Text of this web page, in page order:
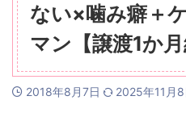
ない×噛み癖＋
マン【譲渡1か月
2018年8月7日 2025年11月8